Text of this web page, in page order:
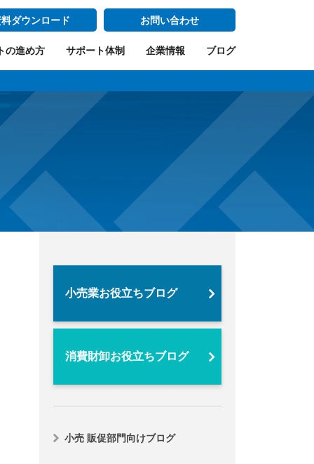
の進め方 サポート体制 企業情報 ブログ
ダウンロード お問い合わせ
小売業お役立ちブログ
消費財卸お役立ちブログ
小売 販促部門向けブログ